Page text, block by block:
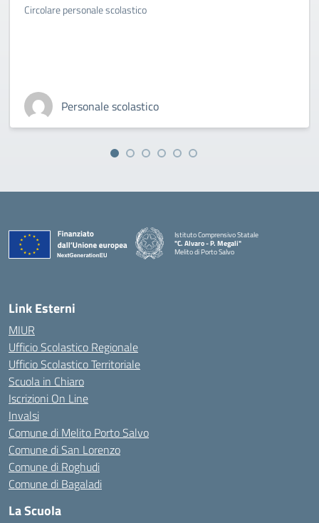
Circolare personale scolastico
Personale scolastico
Istituto Comprensivo Statale
"C. Alvaro - P. Megali"
Melito di Porto Salvo
Link Esterni
MIUR
Ufficio Scolastico Regionale
Ufficio Scolastico Territoriale
Scuola in Chiaro
Iscrizioni On Line
Invalsi
Comune di Melito Porto Salvo
Comune di San Lorenzo
Comune di Roghudi
Comune di Bagaladi
La Scuola